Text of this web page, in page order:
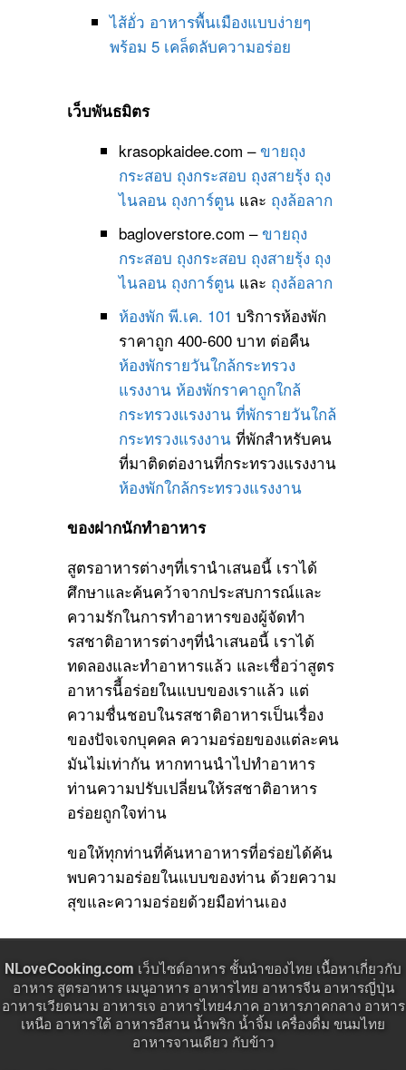
ไส้อั่ว อาหารพื้นเมืองแบบง่ายๆ
พร้อม 5 เคล็ดลับความอร่อย
เว็บพันธมิตร
krasopkaidee.com –ขายถุง
กระสอบ ถุงกระสอบ ถุงสายรุ้ง ถุง
ไนลอน ถุงการ์ตูนและ ถุงล้อลาก
bagloverstore.com –ขายถุง
กระสอบ ถุงกระสอบ ถุงสายรุ้ง ถุง
ไนลอน ถุงการ์ตูนและ ถุงล้อลาก
ห้องพัก พี.เค. 101 บริการห้องพัก
ราคาถูก 400-600 บาท ต่อคืน
ห้องพักรายวันใกล้กระทรวง
แรงงาน ห้องพักราคาถูกใกล้
กระทรวงแรงงาน ที่พักรายวันใกล้
กระทรวงแรงงานที่พักสำหรับคน
ที่มาติดต่องานที่กระทรวงแรงงาน
ห้องพักใกล้กระทรวงแรงงาน
ของฝากนักทำอาหาร
สูตรอาหารต่างๆที่เรานำเสนอนี้ เราได้
ศึกษาและค้นคว้าจากประสบการณ์และ
ความรักในการทำอาหารของผู้จัดทำ
รสชาติอาหารต่างๆที่นำเสนอนี้ เราได้
ทดลองและทำอาหารแล้ว และเชื่อว่าสูตร
อาหารนีี้อร่อยในแบบของเราแล้ว แต่
ความชื่นชอบในรสชาติอาหารเป็นเรื่อง
ของปัจเจกบุคคล ความอร่อยของแต่ละคน
มันไม่เท่ากัน หากทานนำไปทำอาหาร
ท่านความปรับเปลี่ยนให้รสชาติอาหาร
อร่อยถูกใจท่าน
ขอให้ทุกท่านที่ค้นหาอาหารที่อร่อยได้ค้น
พบความอร่อยในแบบของท่าน ด้วยความ
สุขและความอร่อยด้วยมือท่านเอง
NLoveCooking.com เว็บไซต์อาหาร ชั้นนำของไทย เนื้อหาเกี่ยวกับ
อาหาร สูตรอาหาร เมนูอาหาร อาหารไทย อาหารจีน อาหารญี่ปุ่น
อาหารเวียดนาม อาหารเจ อาหารไทย4ภาค อาหารภาคกลาง อาหาร
เหนือ อาหารใต้ อาหารอีสาน น้ำพริก น้ำจิ้ม เครื่องดื่ม ขนมไทย
อาหารจานเดียว กับข้าว